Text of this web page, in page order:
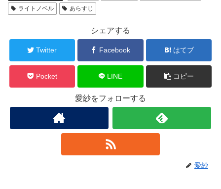
ライトノベル
あらすじ
シェアする
Twitter Facebook はてブ
Pocket LINE コピー
愛紗をフォローする
愛紗